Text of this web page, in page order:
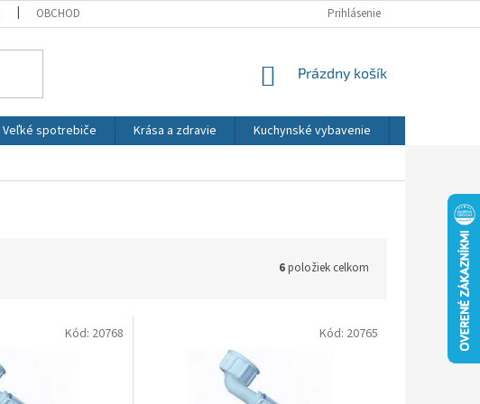
OBCHODNÉ PODMIENKY OCHRANA OSOBNÝCH ÚDAJOV REKLAMÁCIE
Prihlásenie
NÁKUPNÝ
Prázdny košík
Veľké spotrebiče Krása a zdravie Kuchynské vybavenie
6položiek celkom
Kód: 20768 Kód: 20765